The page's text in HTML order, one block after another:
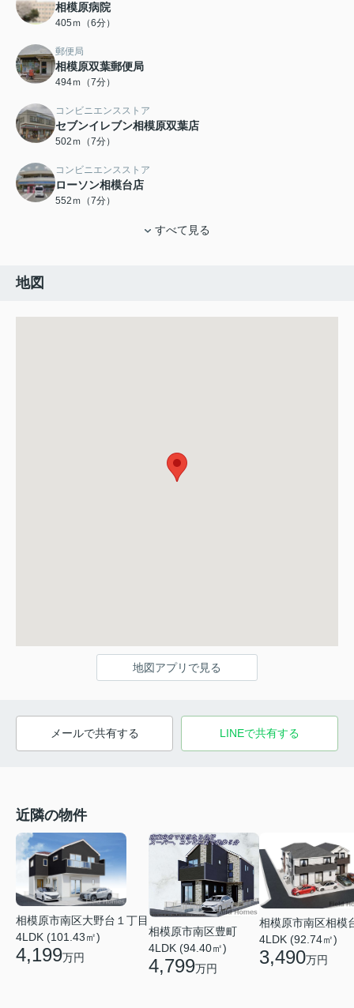
相模原病院
405ｍ（6分）
郵便局
相模原双葉郵便局
494ｍ（7分）
コンビニエンスストア
セブンイレブン相模原双葉店
502ｍ（7分）
コンビニエンスストア
ローソン相模台店
552ｍ（7分）
すべて見る
地図
地図アプリで見る
メールで共有する LINEで共有する
近隣の物件
相模原市南区大野台１丁目
4LDK (101.43㎡)
4,199万円
相模原市南区豊町
4LDK (94.40㎡)
4,799万円
相模原市南区相模
4LDK (92.74㎡)
3,490万円